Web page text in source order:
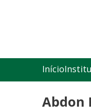
Início
Abdon